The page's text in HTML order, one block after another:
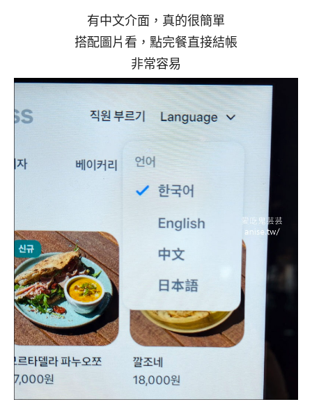
有中文介面，真的很簡單
搭配圖片看，點完餐直接結帳
非常容易